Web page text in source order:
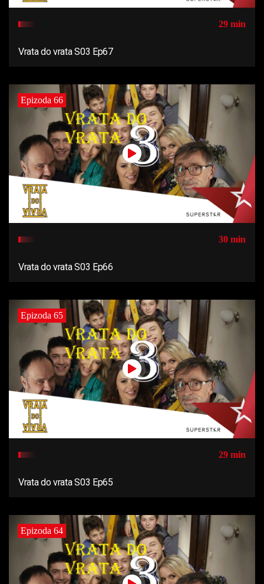
29 min
Vrata do vrata S03 Ep67
Epizoda 66
30 min
Vrata do vrata S03 Ep66
Epizoda 65
29 min
Vrata do vrata S03 Ep65
Epizoda 64